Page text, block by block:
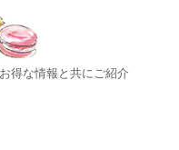
得な情報と共にご紹介